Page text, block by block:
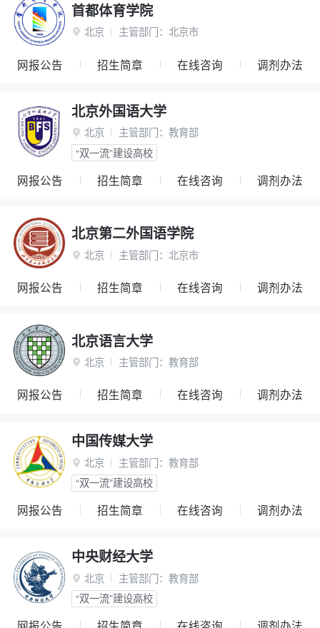
首都体育学院
 北京 主管部门： 北京市
网报公告 招生简章 在线咨询 调剂办法
北京外国语大学
 北京 主管部门： 教育部
“双一流”建设高校
网报公告 招生简章 在线咨询 调剂办法
北京第二外国语学院
 北京 主管部门： 北京市
网报公告 招生简章 在线咨询 调剂办法
北京语言大学
 北京 主管部门： 教育部
网报公告 招生简章 在线咨询 调剂办法
中国传媒大学
 北京 主管部门： 教育部
“双一流”建设高校
网报公告 招生简章 在线咨询 调剂办法
中央财经大学
 北京 主管部门： 教育部
“双一流”建设高校